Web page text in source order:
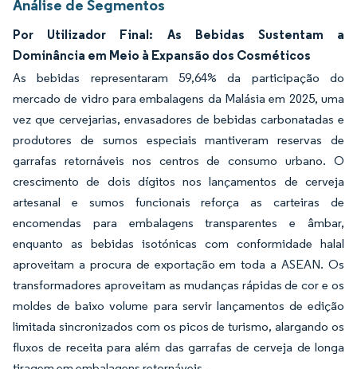
Análise de Segmentos
Por Utilizador Final: As Bebidas Sustentam a
Dominância em Meio à Expansão dos Cosméticos
As bebidas representaram 59,64% da participação do
mercado de vidro para embalagens da Malásia em 2025, uma
vez que cervejarias, envasadores de bebidas carbonatadas e
produtores de sumos especiais mantiveram reservas de
garrafas retornáveis nos centros de consumo urbano. O
crescimento de dois dígitos nos lançamentos de cerveja
artesanal e sumos funcionais reforça as carteiras de
encomendas para embalagens transparentes e âmbar,
enquanto as bebidas isotónicas com conformidade halal
aproveitam a procura de exportação em toda a ASEAN. Os
transformadores aproveitam as mudanças rápidas de cor e os
moldes de baixo volume para servir lançamentos de edição
limitada sincronizados com os picos de turismo, alargando os
fluxos de receita para além das garrafas de cerveja de longa